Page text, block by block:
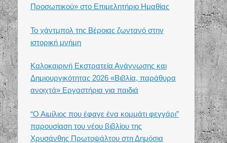
Προσωπικού» στο Επιμελητήριο Ημαθίας
Το χάντμπολ της Βέροιας ζωντανό στην
ιστορική μνήμη
Καλοκαιρινή Εκστρατεία Ανάγνωσης και
Δημιουργικότητας 2026 «Βιβλία, παράθυρα
ανοιχτά» Εργαστήρια για παιδιά
“Ο Αιμίλιος που έφαγε ένα κομμάτι φεγγάρι”
παρουσίαση του νέου βιβλίου της
Χρυσάνθης Πρωτοψάλτου στη Δημόσια